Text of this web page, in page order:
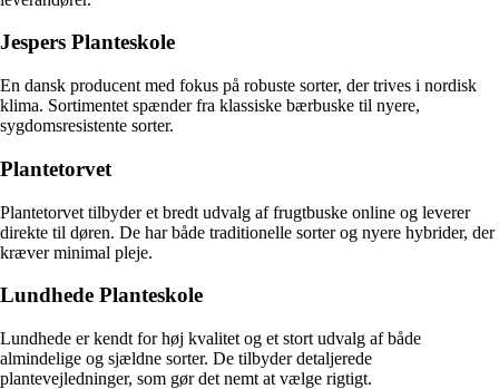
Jespers Planteskole
En dansk producent med fokus på robuste sorter, der trives i nordisk
klima. Sortimentet spænder fra klassiske bærbuske til nyere,
sygdomsresistente sorter.
Plantetorvet
Plantetorvet tilbyder et bredt udvalg af frugtbuske online og leverer
direkte til døren. De har både traditionelle sorter og nyere hybrider, der
kræver minimal pleje.
Lundhede Planteskole
Lundhede er kendt for høj kvalitet og et stort udvalg af både
almindelige og sjældne sorter. De tilbyder detaljerede
plantevejledninger, som gør det nemt at vælge rigtigt.